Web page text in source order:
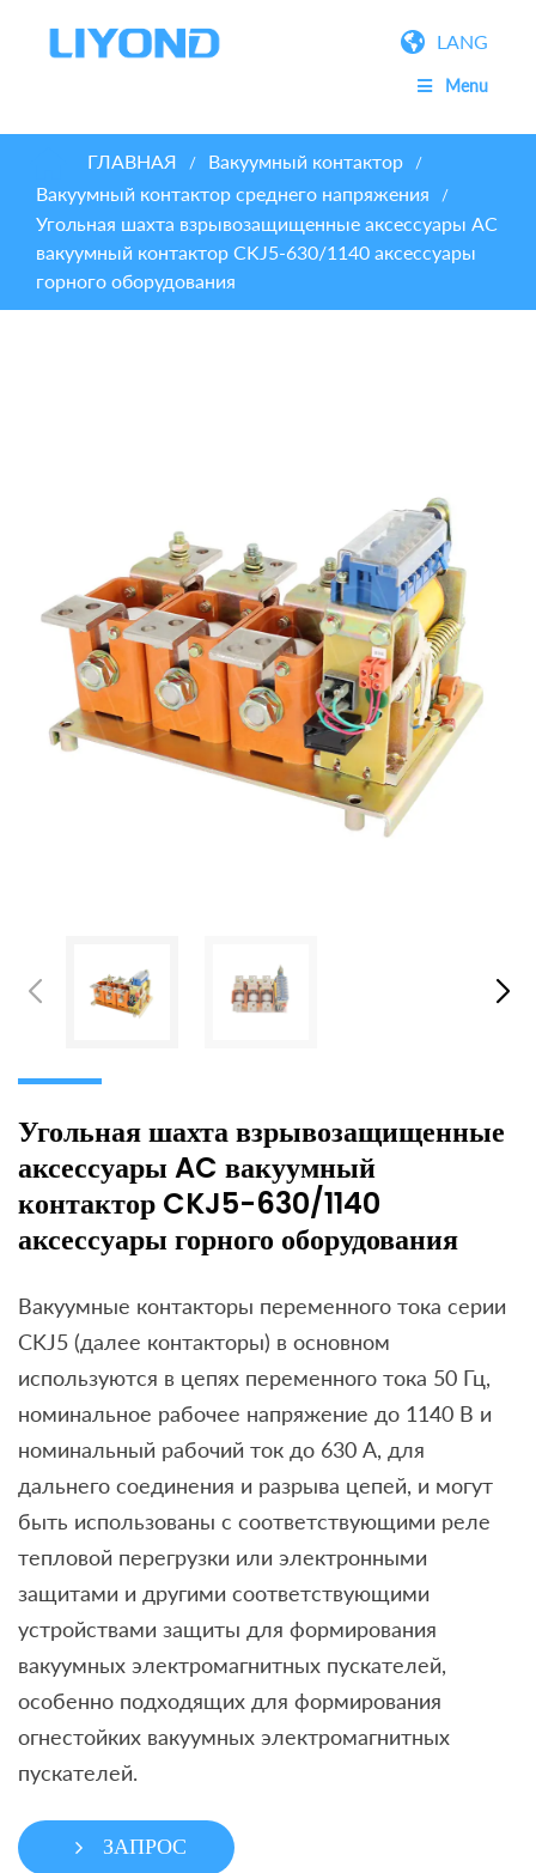
LANG
Menu
ГЛАВНАЯ / Вакуумный контактор /
Вакуумный контактор среднего напряжения /
Угольная шахта взрывозащищенные аксессуары AC
вакуумный контактор CKJ5-630/1140 аксессуары
горного оборудования
Угольная шахта взрывозащищенные
аксессуары AC вакуумный
контактор CKJ5-630/1140
аксессуары горного оборудования
Вакуумные контакторы переменного тока серии
CKJ5 (далее контакторы) в основном
используются в цепях переменного тока 50 Гц,
номинальное рабочее напряжение до 1140 В и
номинальный рабочий ток до 630 А, для
дальнего соединения и разрыва цепей, и могут
быть использованы с соответствующими реле
тепловой перегрузки или электронными
защитами и другими соответствующими
устройствами защиты для формирования
вакуумных электромагнитных пускателей,
особенно подходящих для формирования
огнестойких вакуумных электромагнитных
пускателей.
ЗАПРОС